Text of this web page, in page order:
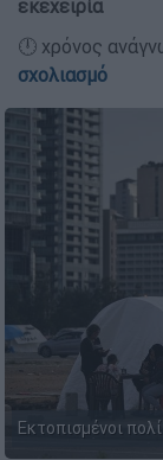
εκεχειρία
🕛 χρόνος
σχολιασμό
Εκτοπισμένοι